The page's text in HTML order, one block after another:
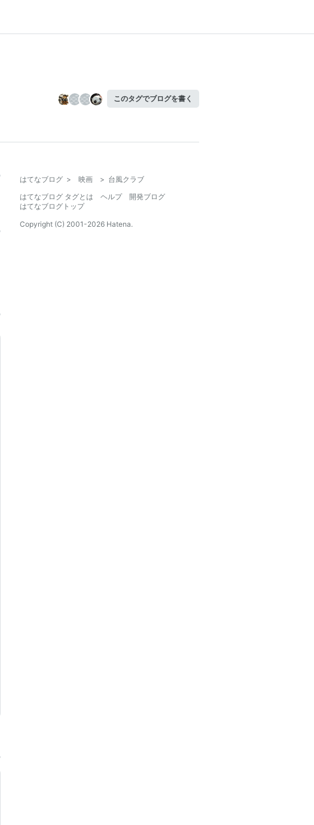
このタグでブログを書く
はてなブログ > 映画 > 台風クラブ
はてなブログ タグとは
ヘルプ
開発ブログ
はてなブログトップ
Copyright (C) 2001-2026 Hatena.